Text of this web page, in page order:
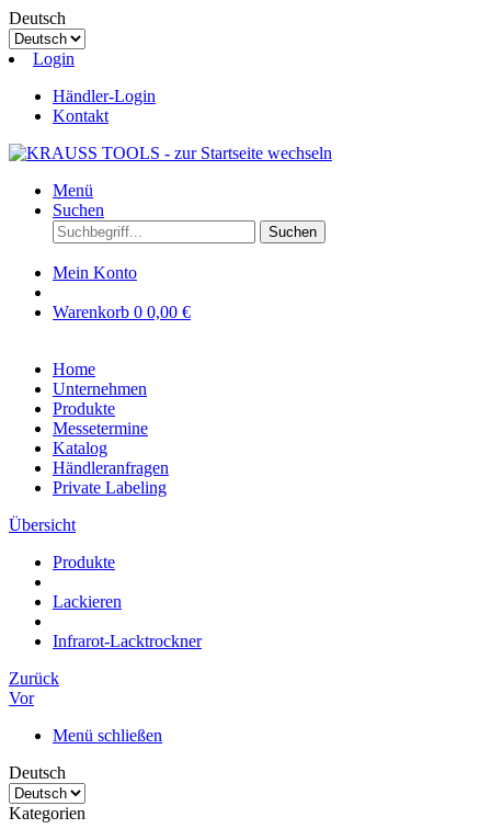
Deutsch
Login
Händler-Login
Kontakt
Menü
Suchen
Suchen
Mein Konto
Warenkorb 0 0,00 €
Home
Unternehmen
Produkte
Messetermine
Katalog
Händleranfragen
Private Labeling
Übersicht
Produkte
Lackieren
Infrarot-Lacktrockner
Zurück
Vor
Menü schließen
Deutsch
Kategorien